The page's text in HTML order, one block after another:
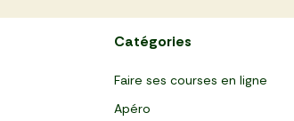
Catégories
Faire ses courses en ligne
Apéro